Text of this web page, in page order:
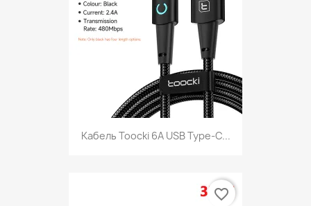
Кабель Toocki 6A USB Type-C...
favorite_border